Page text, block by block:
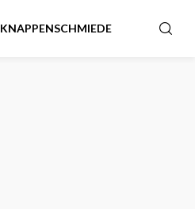
KNAPPENSCHMIEDE